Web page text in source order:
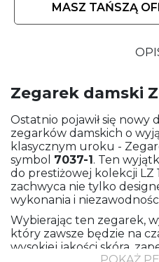
MASZ TAŃSZĄ
Zegarek damski
Ostatnio pojawił się nowy
zegarków damskich o
klasycznym uroku -
symbol 7037-1 . Ten
do prestiżowej kolekcji LZ
zachwyca nie tylko
wykonania i
Wybierając ten zegarek,
który zawsze będzie na
wysokiej jakości skóra,